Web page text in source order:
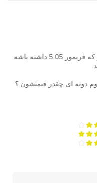
خب سوال اولم اینه که کنسول کپی خور که فریمور 5.05 داشته باشه
دونه ای چقدر قیمتشون ؟